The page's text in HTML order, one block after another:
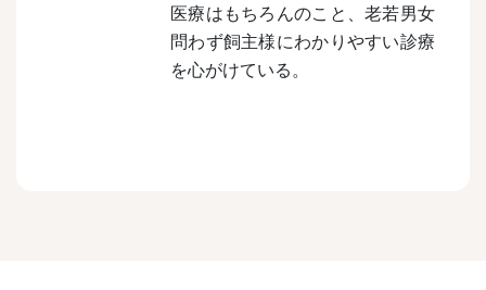
医療はもちろんのこと、老若男女
問わず飼主様にわかりやすい診療
を心がけている。